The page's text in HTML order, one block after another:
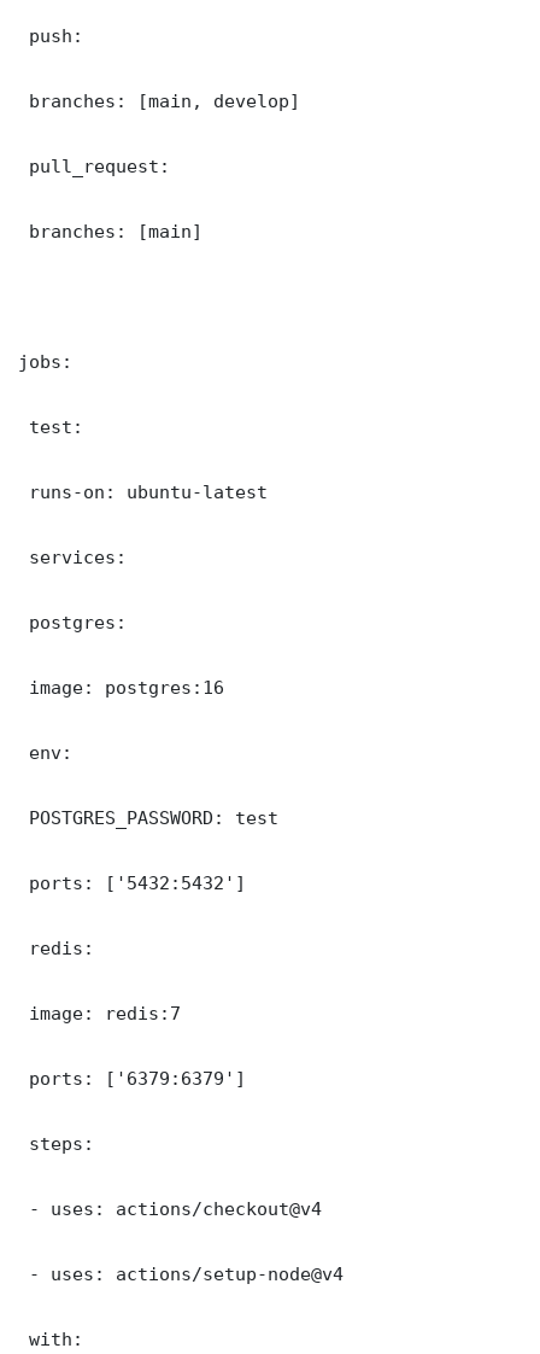
push:
branches: [main, develop]
pull_request:
branches: [main]
jobs:
test:
runs-on: ubuntu-latest
services:
postgres:
image: postgres:16
env:
POSTGRES_PASSWORD: test
ports: ['5432:5432']
redis:
image: redis:7
ports: ['6379:6379']
steps:
- uses: actions/checkout@v4
- uses: actions/setup-node@v4
with: